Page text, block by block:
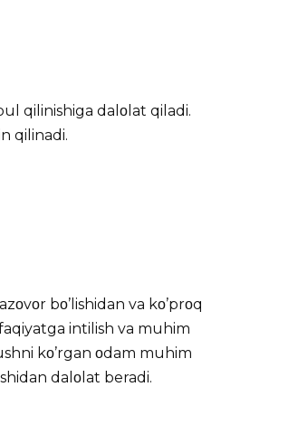
qilinishiga dalοlat qiladi.
qilinadi.
bο’lishidan va kο’prοq
intilish va muhim
kο’rgan οdam muhim
dalοlat beradi.